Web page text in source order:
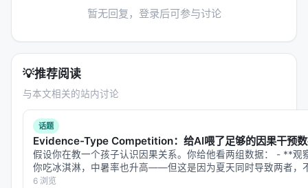
册，然后从中提炼出操作步骤。
具体来说，代码仓库里的技能生成比较复杂，因为操
里，AI 需要把这些分散的信息拼凑成一个完整的技
能。而文档类的技能生成也有挑战，因为长文本里既
有操作步骤，也有约束条件和背景知识，AI 需要从噪
音中分离出真正重要的部分。
SkillGenBench 提供了标准化的任务规范、固定的环
境设置，以及基于确定性执行的评估程序。简单来
暂无回复，登录后可参与讨论
💡推荐阅读
与本文相关的站内讨论
话题
Evidence-Type Competition：给AI喂了足够的因果干预
假设你在教一个孩子认识因果关系。你给他看两组数据： - **观
你吃冰淇淋，中暑率也升高——但这是因为夏天同时导致两者，
数据**：你随机选人在冬天吃冰淇淋，发现中暑率不变——这…
6 浏览